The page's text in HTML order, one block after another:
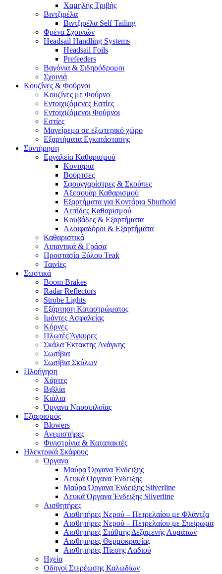
Χαμηλής Τριβής
Βιντζιρέλα
Βιντζιρέλα Self Tailing
Φρένα Σχοινιών
Headsail Handling Systems
Headsail Foils
Prefeeders
Βαγόνια & Σιδηρόδρομοι
Σχοινιά
Κουζίνες & Φούρνοι
Κουζίνες με Φούρνο
Εντοιχιζόμενες Εστίες
Εντοιχιζόμενοι Φούρνοι
Εστίες
Μαγείρεμα σε εξωτερικό χώρο
Εξαρτήματα Εγκατάστασης
Συντήρηση
Εργαλεία Καθαρισμού
Κοντάρια
Βούρτσες
Σφουγγαρίστρες & Σκούπες
Αξεσουάρ Καθαρισμού
Εξαρτήματα για Κοντάρια Shurhold
Λεπίδες Καθαρισμού
Κουβάδες & Εξαρτήματα
Αλοιφαδόροι & Εξαρτήματα
Καθαριστικά
Λιπαντικά & Γράσα
Προστασία Ξύλου Teak
Ταινίες
Σωστικά
Boom Brakes
Radar Reflectors
Strobe Lights
Εξάρτηση Καταστρώματος
Ιμάντες Ασφαλείας
Κόρνες
Πλωτές Άγκυρες
Σκάλα Έκτακτης Ανάγκης
Σωσίβια
Σωσίβια Σκύλων
Πλοήγηση
Χάρτες
Βιβλία
Κιάλια
Όργανα Ναυσιπλοΐας
Εξαερισμός
Blowers
Ανεμιστήρες
Φινιστρίνια & Καταπακτές
Ηλεκτρικά Σκάφους
Όργανα
Μαύρα Όργανα Ένδειξης
Λευκά Όργανα Ένδειξης
Μαύρα Όργανα Ένδειξης Silverline
Λευκά Όργανα Ένδειξης Silverline
Αισθητήρες
Αισθητήρες Νερού – Πετρελαίου με Φλάντζα
Αισθητήρες Νερού – Πετρελαίου με Σπείρωμα
Αισθητήρες Στάθμης Δεξαμενής Λυμάτων
Αισθητήρες Θερμοκρασίας
Αισθητήρες Πίεσης Λαδιού
Ηχεία
Οδηγοί Στερέωσης Καλωδίων